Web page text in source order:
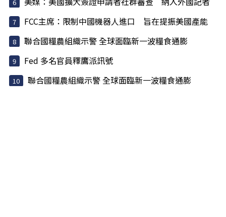
FCC主席：限制中國機器人進口 旨在提振美國產能
聯合國糧農組織示警 全球面臨新一波糧食通膨
Fed 多名官員釋鷹派訊號
聯合國糧農組織示警 全球面臨新一波糧食通膨